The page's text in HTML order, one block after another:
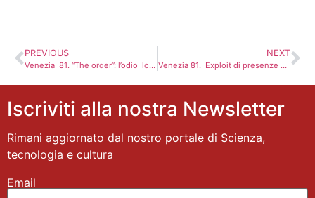
PREVIOUS
Venezia 81. “The order”: l’odio lontano che si allunga su Capitol Hill
NEXT
Venezia 81. Exploit di presenze al sesto giorno di Mostra
Iscriviti alla nostra Newsletter
Rimani aggiornato dal nostro portale di Scienza,
tecnologia e cultura
Email